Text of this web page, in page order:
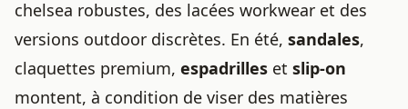
chelsea robustes, des lacées workwear et des
versions outdoor discrètes. En été, sandales,
claquettes premium, espadrilles et slip-on
montent, à condition de viser des matières